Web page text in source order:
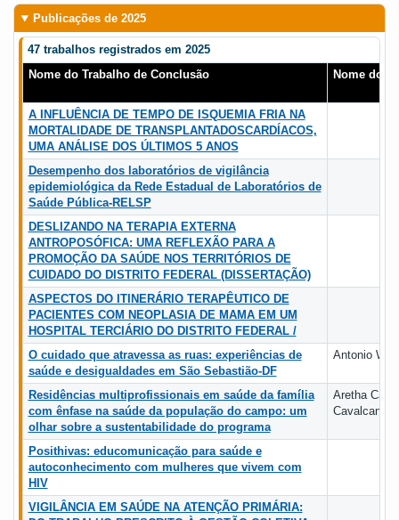
Publicações de 2025
47 trabalhos registrados em 2025
Nome do Trabalho de Conclusão
Nome do
A INFLUÊNCIA DE TEMPO DE ISQUEMIA FRIA NA
MORTALIDADE DE TRANSPLANTADOSCARDÍACOS,
UMA ANÁLISE DOS ÚLTIMOS 5 ANOS
Desempenho dos laboratórios de vigilância
epidemiológica da Rede Estadual de Laboratórios de
Saúde Pública-RELSP
DESLIZANDO NA TERAPIA EXTERNA
ANTROPOSÓFICA: UMA REFLEXÃO PARA A
PROMOÇÃO DA SAÚDE NOS TERRITÓRIOS DE
CUIDADO DO DISTRITO FEDERAL (DISSERTAÇÃO)
ASPECTOS DO ITINERÁRIO TERAPÊUTICO DE
PACIENTES COM NEOPLASIA DE MAMA EM UM
HOSPITAL TERCIÁRIO DO DISTRITO FEDERAL /
O cuidado que atravessa as ruas: experiências de
saúde e desigualdades em São Sebastião-DF
Antonio
Residências multiprofissionais em saúde da família
com ênfase na saúde da população do campo: um
olhar sobre a sustentabilidade do programa
Aretha
Cavalcante
Posithivas: educomunicação para saúde e
autoconhecimento com mulheres que vivem com
HIV
VIGILÂNCIA EM SAÚDE NA ATENÇÃO PRIMÁRIA: